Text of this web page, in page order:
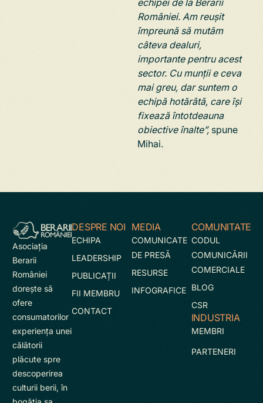
României. Am reușit
împreună să mutăm
câteva dealuri,
importante pentru acest
sector. Cu munții e ceva
mai greu, dar suntem o
echipă hotărâtă, care își
fixează întotdeauna
obiective înalte”, spune
Mihai.
Asociaţia
Berarii
României
doreşte să
ofere
consumatorilor
experienţa unei
călătorii
plăcute spre
descoperirea
culturii berii, în
DESPRE NOI
ECHIPA
LEADERSHIP
PUBLICAȚII
FII MEMBRU
CONTACT
MEDIA
COMUNICATE
DE PRESĂ
RESURSE
INFOGRAFICE
COMUNITATE
CODUL
COMUNICĂRII
COMERCIALE
BLOG
CSR
INDUSTRIA
MEMBRI
PARTENERI